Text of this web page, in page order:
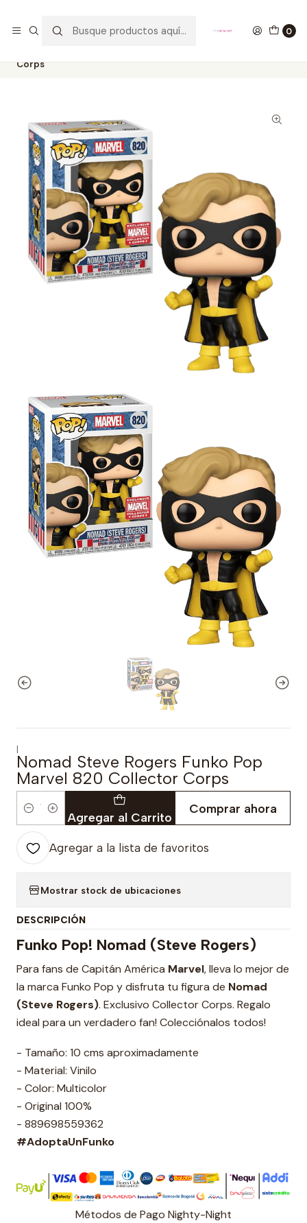
0
Corps
|
Nomad Steve Rogers Funko Pop
Marvel 820 Collector Corps
Cantidad Agregar al Carrito
Comprar ahora
Agregar a la lista de favoritos
Mostrar stock de ubicaciones
DESCRIPCIÓN
Funko Pop! Nomad (Steve Rogers)
Para fans de Capitán América Marvel, lleva lo mejor de
la marca Funko Pop y disfruta tu figura de Nomad
(Steve Rogers). Exclusivo Collector Corps. Regalo
ideal para un verdadero fan! Colecciónalos todos!
- Tamaño: 10 cms aproximadamente
- Material: Vinilo
- Color: Multicolor
- Original 100%
- 889698559362
#AdoptaUnFunko
Métodos de Pago Nighty-Night